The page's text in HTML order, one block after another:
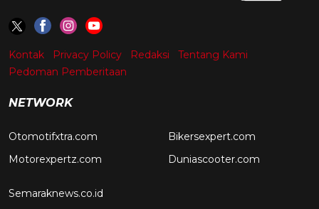
Kontak Privacy Policy Redaksi
Tentang Kami
Pedoman Pemberitaan
NETWORK
Otomotifxtra.com
Motorexpertz.com
Bikersexpert.com
Duniascooter.com
Semaraknews.co.id